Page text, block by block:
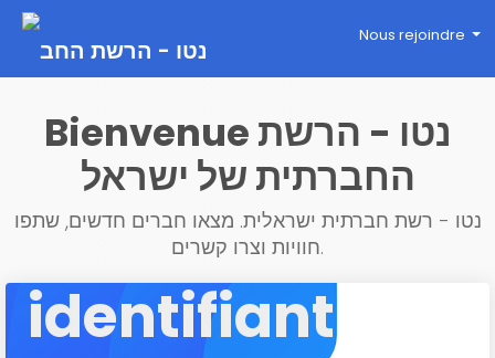
Nous rejoindre
Bienvenue נטו - הרשת
החברתית של ישראל
נטו - רשת חברתית ישראלית. מצאו חברים חדשים, שתפו
חוויות וצרו קשרים.
identifiant